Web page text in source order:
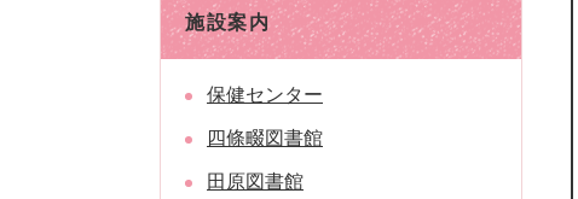
施設案内
保健センター
四條畷図書館
田原図書館